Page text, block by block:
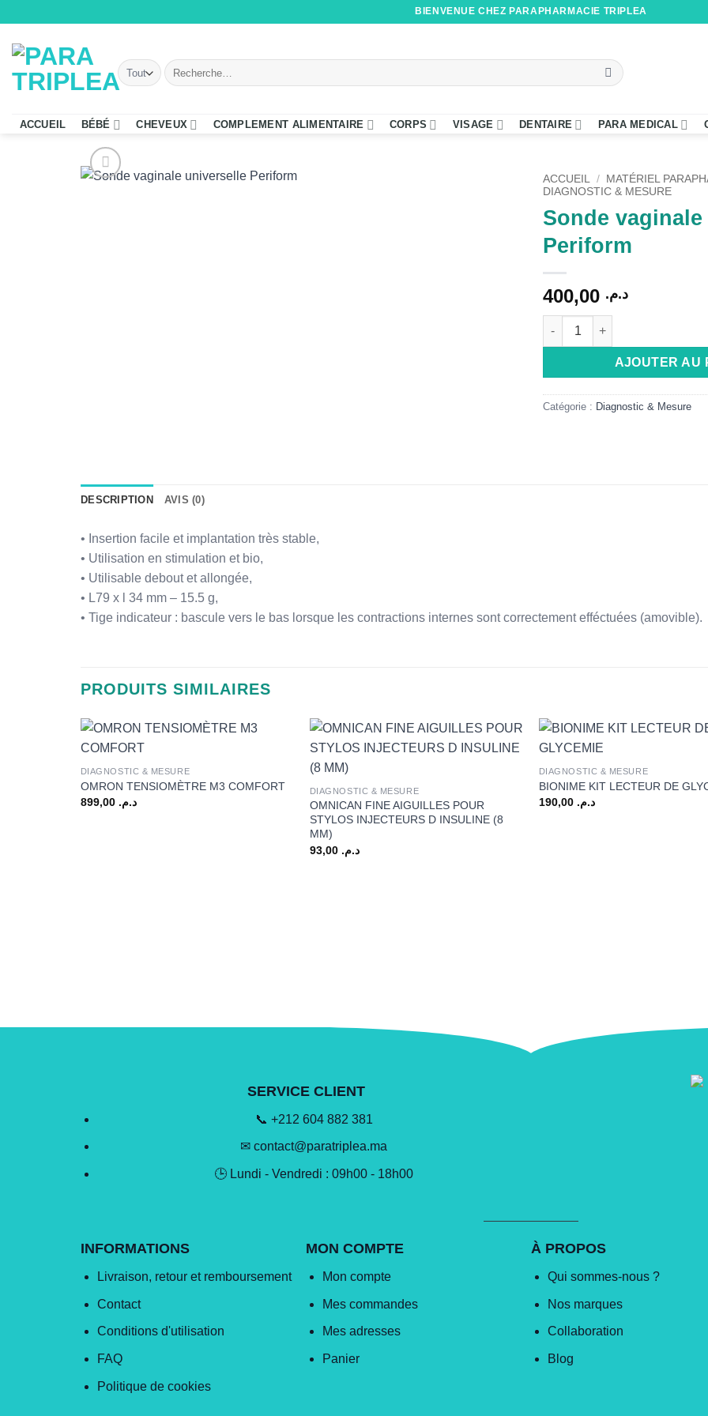
contenu
BIENVENUE CHEZ PARAPHARMACIE TRIPLEA
Recherche
pour :
ACCUEIL BÉBÉ CHEVEUX COMPLEMENT ALIMENTAIRE CORPS VISAGE DENTAIRE PARA MEDICAL
ACCUEIL / MATÉRIEL
DIAGNOSTIC & MESURE
Sonde
Periform
د.م.
quantité de Sonde vaginale
AJOUTER AU
Alternative:
Catégorie : Diagnostic & Mesure
DESCRIPTION AVIS (0)
• Insertion facile et implantation très stable,
• Utilisation en stimulation et bio,
• Utilisable debout et allongée,
• L79 x l 34 mm – 15.5 g,
• Tige indicateur : bascule vers le bas lorsque les contractions internes sont correctement efféctuées (amovible).
PRODUITS SIMILAIRES
+
DIAGNOSTIC & MESURE
OMRON TENSIOMÈTRE M3 COMFORT
د.م. 899,00
+
DIAGNOSTIC & MESURE
OMNICAN FINE AIGUILLES POUR
STYLOS INJECTEURS D INSULINE (8
MM)
د.م. 93,00
+
DIAGNOSTIC & MESURE
BIONIME KIT LECTEUR DE
د.م. 190,00
SERVICE CLIENT
📞 +212 604 882 381
✉ contact@paratriplea.ma
🕒 Lundi - Vendredi : 09h00 - 18h00
INFORMATIONS
Livraison, retour et remboursement
Contact
Conditions d'utilisation
FAQ
Politique de cookies
MON COMPTE
Mon compte
Mes commandes
Mes adresses
Panier
À PROPOS
Qui sommes-nous ?
Nos marques
Collaboration
Blog